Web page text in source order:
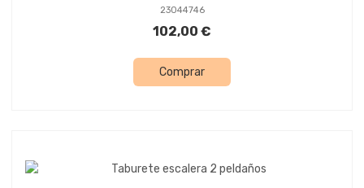
23044746
102,00 €
Comprar